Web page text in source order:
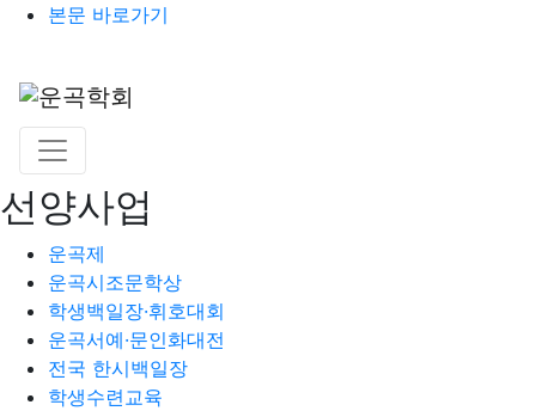
본문 바로가기
선양사업
운곡제
운곡시조문학상
학생백일장·휘호대회
운곡서예·문인화대전
전국 한시백일장
학생수련교육